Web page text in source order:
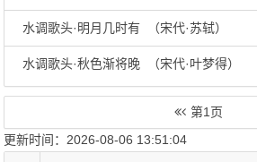
水调歌头·明月几时有 （宋代·苏轼）
水调歌头·秋色渐将晚 （宋代·叶梦得）
第1 页
更新时间：2026-08-06 13:51:04